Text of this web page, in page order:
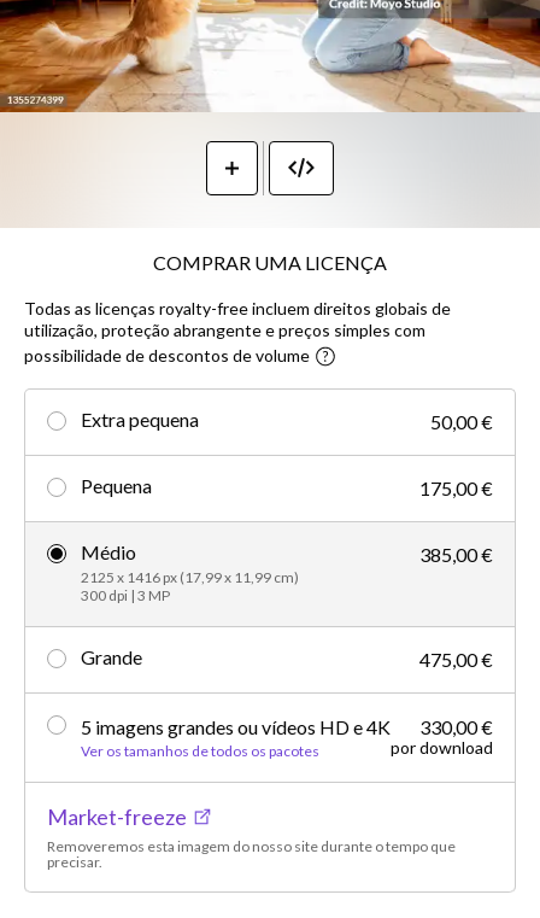
COMPRAR UMA LICENÇA
Todas as licenças royalty-free incluem direitos globais de
utilização, proteção abrangente e preços simples com
possibilidade de descontos de volume
Extra pequena 50,00 €
Pequena 175,00 €
Médio
2125 x 1416 px (17,99 x 11,99 cm)
300 dpi | 3 MP
385,00 €
Grande 475,00 €
5 imagens grandes ou vídeos HD e 4K
Ver os tamanhos de todos os pacotes
330,00 €
por download
Market-freeze
Removeremos esta imagem do nosso site durante o tempo que
precisar.